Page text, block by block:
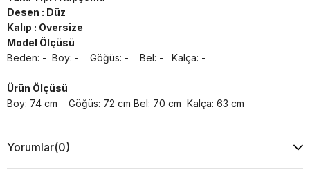
Desen : Düz
Kalıp : Oversize
Model Ölçüsü
Beden: - Boy: - Göğüs: - Bel: - Kalça: -
Ürün Ölçüsü
Boy: 74 cm Göğüs: 72 cm Bel: 70 cm Kalça: 63 cm
Makine ile Soğuk Yıkama Yapınız (30C veya 65F ile 85F)
Yorumlar(0)